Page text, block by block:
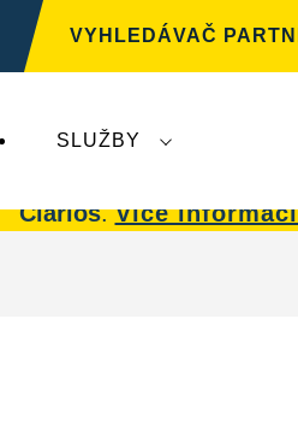
VYHLEDÁVAČ
SLUŽBY
Clarios.Více